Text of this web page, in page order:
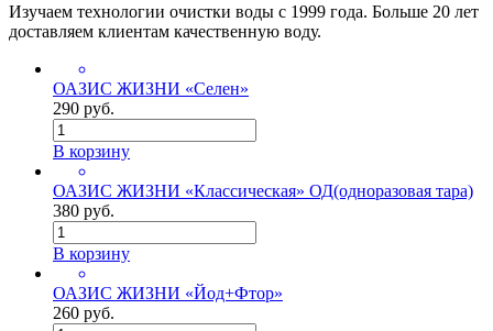
Изучаем технологии очистки воды с 1999 года. Больше 20 лет
доставляем клиентам качественную воду.
ОАЗИС ЖИЗНИ «Селен»
290 руб.
В корзину
ОАЗИС ЖИЗНИ «Классическая» ОД(одноразовая тара)
380 руб.
В корзину
ОАЗИС ЖИЗНИ «Йод+Фтор»
260 руб.